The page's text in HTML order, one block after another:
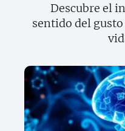
Descubre el
sentido del